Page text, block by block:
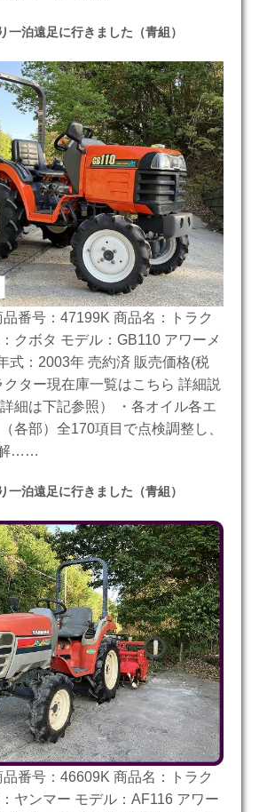
一泊遠足に行きました（青組）
番号：47199K 商品名：トラク
クボタ モデル：GB110 アワーメ
式：2003年 売約済 販売価格(税
ター現在庫一覧はこちら 詳細説
細は下記参照） ・各オイル各エ
各部）全170項目で点検調整し、
解……
一泊遠足に行きました（青組）
番号：46609K 商品名：トラク
ヤンマー モデル：AF116 アワー